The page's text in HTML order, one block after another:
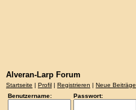
Alveran-Larp Forum
Startseite | Profil | Registrieren | Neue Beiträge
Benutzername:
Passwort: